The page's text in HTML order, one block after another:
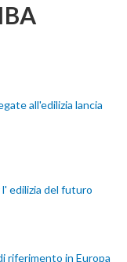
all'edilizia lancia
edilizia del futuro
riferimento in Europa